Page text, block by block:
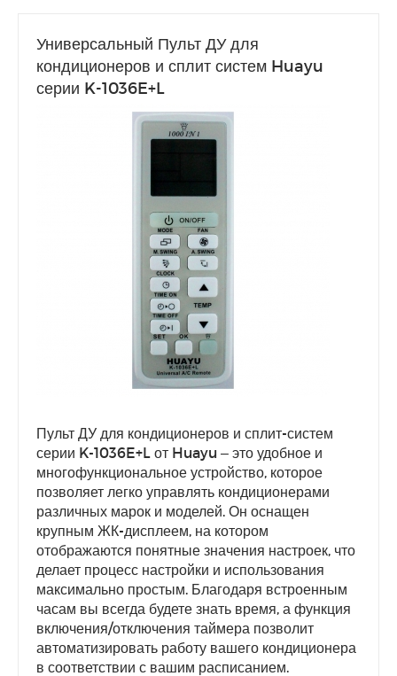
Универсальный Пульт ДУ для
кондиционеров и сплит систем Huayu
серии K-1036E+L
Пульт ДУ для кондиционеров и сплит-систем
серии K-1036E+L от Huayu – это удобное и
многофункциональное устройство, которое
позволяет легко управлять кондиционерами
различных марок и моделей. Он оснащен
крупным ЖК-дисплеем, на котором
отображаются понятные значения настроек, что
делает процесс настройки и использования
максимально простым. Благодаря встроенным
часам вы всегда будете знать время, а функция
включения/отключения таймера позволит
автоматизировать работу вашего кондиционера
в соответствии с вашим расписанием.